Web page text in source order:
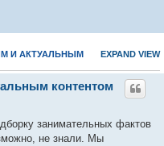
EXPAND VIEW
И АКТУАЛЬНЫМ
контентом
занимательных фактов
не знали. Мы